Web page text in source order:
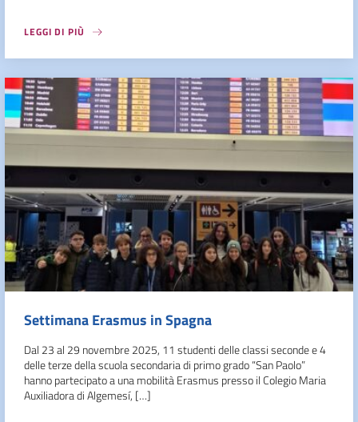
LEGGI DI PIÙ
Settimana Erasmus in Spagna
Dal 23 al 29 novembre 2025, 11 studenti delle classi seconde e 4
delle terze della scuola secondaria di primo grado “San Paolo”
hanno partecipato a una mobilità Erasmus presso il Colegio Maria
Auxiliadora di Algemesí, […]